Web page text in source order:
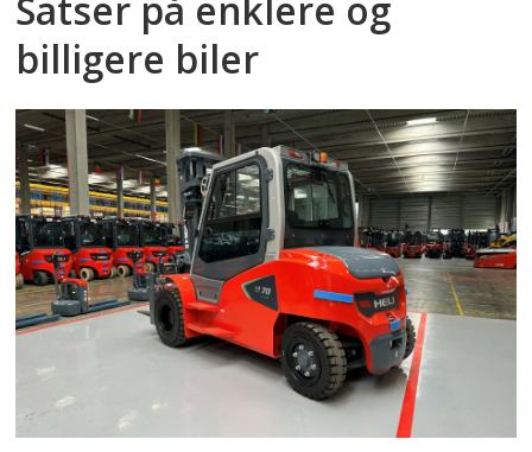
billigere biler